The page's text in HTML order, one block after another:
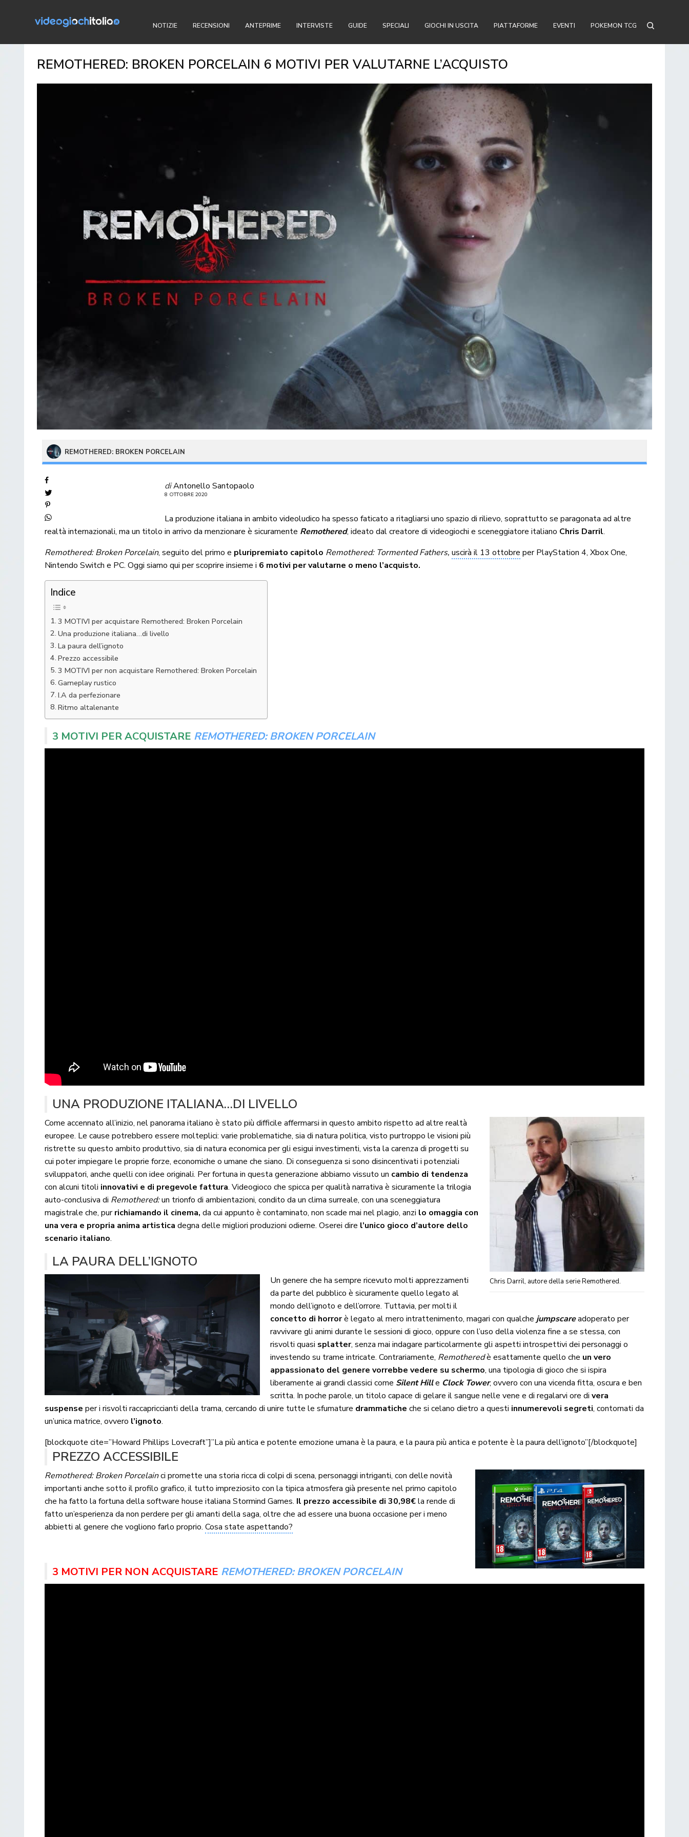
NOTIZIE RECENSIONI ANTEPRIME INTERVISTE GUIDE SPECIALI GIOCHI IN USCITA PIATTAFORME EVENTI POKEMON TCG
REMOTHERED: BROKEN PORCELAIN 6 MOTIVI PER VALUTARNE L’ACQUISTO
REMOTHERED: BROKEN PORCELAIN
diAntonello Santopaolo
8 OTTOBRE 2020
La produzione italiana in ambito videoludico ha spesso faticato a ritagliarsi uno spazio di rilievo, soprattutto se paragonata ad altre
realtà internazionali, ma un titolo in arrivo da menzionare è sicuramente Remothered, ideato dal creatore di videogiochi e sceneggiatore italiano Chris Darril.
Remothered: Broken Porcelain, seguito del primo e pluripremiato capitolo Remothered: Tormented Fathers, uscirà il 13 ottobre per PlayStation 4, Xbox One,
Nintendo Switch e PC. Oggi siamo qui per scoprire insieme i 6 motivi per valutarne o meno l’acquisto.
Indice
3 MOTIVI per acquistare Remothered: Broken Porcelain
Una produzione italiana…di livello
La paura dell’ignoto
Prezzo accessibile
3 MOTIVI per non acquistare Remothered: Broken Porcelain
Gameplay rustico
I.A da perfezionare
Ritmo altalenante
3 MOTIVI PER ACQUISTARE REMOTHERED: BROKEN PORCELAIN
UNA PRODUZIONE ITALIANA…DI LIVELLO
Chris Darril, autore della serie Remothered.
Come accennato all’inizio, nel panorama italiano è stato più difficile affermarsi in questo ambito rispetto ad altre realtà
europee. Le cause potrebbero essere molteplici: varie problematiche, sia di natura politica, visto purtroppo le visioni più
ristrette su questo ambito produttivo, sia di natura economica per gli esigui investimenti, vista la carenza di progetti su
cui poter impiegare le proprie forze, economiche o umane che siano. Di conseguenza si sono disincentivati i potenziali
sviluppatori, anche quelli con idee originali. Per fortuna in questa generazione abbiamo vissuto un cambio di tendenza
con alcuni titoli innovativi e di pregevole fattura. Videogioco che spicca per qualità narrativa è sicuramente la trilogia
auto-conclusiva di Remothered:un trionfo di ambientazioni, condito da un clima surreale, con una sceneggiatura
magistrale che, purrichiamando il cinema, da cui appunto è contaminato, non scade mai nel plagio, anzi lo omaggia con
una vera e propria anima artistica degna delle migliori produzioni odierne. Oserei dire l’unico gioco d’autore dello
scenario italiano.
LA PAURA DELL’IGNOTO
Un genere che ha sempre ricevuto molti apprezzamenti
da parte del pubblico è sicuramente quello legato al
mondo dell’ignoto e dell’orrore. Tuttavia, per molti il
concetto di horrorè legato al mero intrattenimento, magari con qualchejumpscareadoperato per
ravvivare gli animi durante le sessioni di gioco, oppure con l’uso della violenza fine a se stessa, con
risvolti quasi splatter, senza mai indagare particolarmente gli aspetti introspettivi dei personaggi o
investendo su trame intricate. Contrariamente, Remotheredè esattamente quello che un vero
appassionato del genere vorrebbe vedere su schermo, una tipologia di gioco che si ispira
liberamente ai grandi classici come Silent Hille Clock Tower, ovvero con una vicenda fitta, oscura e ben
scritta. In poche parole, un titolo capace di gelare il sangue nelle vene e di regalarvi ore divera
suspense per i risvolti raccapriccianti della trama, cercando di unire tutte le sfumature drammatiche che si celano dietro a questi innumerevoli segreti, contornati da
un’unica matrice, ovvero l’ignoto.
[blockquote cite=”Howard Phillips Lovecraft”]”La più antica e potente emozione umana è la paura, e la paura più antica e potente è la paura dell’ignoto”[/blockquote]
PREZZO ACCESSIBILE
Remothered: Broken Porcelainci promette una storia ricca di colpi di scena, personaggi intriganti, con delle novità
importanti anche sotto il profilo grafico, il tutto impreziosito con la tipica atmosfera già presente nel primo capitolo
che ha fatto la fortuna della software house italiana Stormind Games. Il prezzo accessibile di 30,98€la rende di
fatto un’esperienza da non perdere per gli amanti della saga, oltre che ad essere una buona occasione per i meno
abbietti al genere che vogliono farlo proprio.Cosa state aspettando?
3 MOTIVI PER NON ACQUISTARE REMOTHERED: BROKEN PORCELAIN